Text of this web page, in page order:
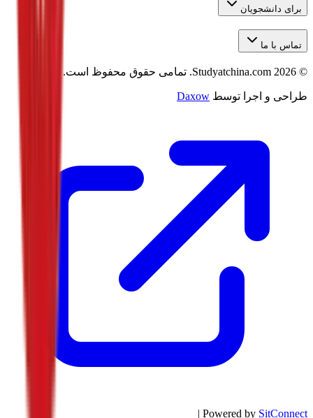
برای دانشجویان
تماس با ما
©
2026 تمامی حقوق محفوظ است.
طراحی و اجرا توسط Daxow
| Powered by SitConnect